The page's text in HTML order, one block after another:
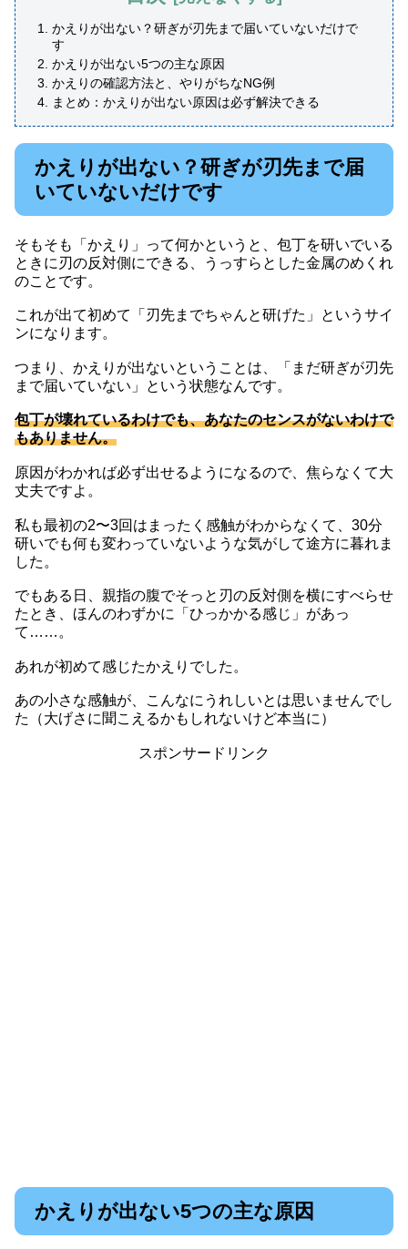
かえりが出ない？研ぎが刃先まで届いていないだけで
す
かえりが出ない5つの主な原因
かえりの確認方法と、やりがちなNG例
まとめ：かえりが出ない原因は必ず解決できる
かえりが出ない？研ぎが刃先まで届
いていないだけです
そもそも「かえり」って何かというと、包丁を研いでいる
ときに刃の反対側にできる、うっすらとした金属のめくれ
のことです。
これが出て初めて「刃先までちゃんと研げた」というサイ
ンになります。
つまり、かえりが出ないということは、「まだ研ぎが刃先
まで届いていない」という状態なんです。
包丁が壊れているわけでも、あなたのセンスがないわけで
もありません。
原因がわかれば必ず出せるようになるので、焦らなくて大
丈夫ですよ。
私も最初の2〜3回はまったく感触がわからなくて、30分
研いでも何も変わっていないような気がして途方に暮れま
した。
でもある日、親指の腹でそっと刃の反対側を横にすべらせ
たとき、ほんのわずかに「ひっかかる感じ」があっ
て……。
あれが初めて感じたかえりでした。
あの小さな感触が、こんなにうれしいとは思いませんでし
た（大げさに聞こえるかもしれないけど本当に）
スポンサードリンク
かえりが出ない5つの主な原因